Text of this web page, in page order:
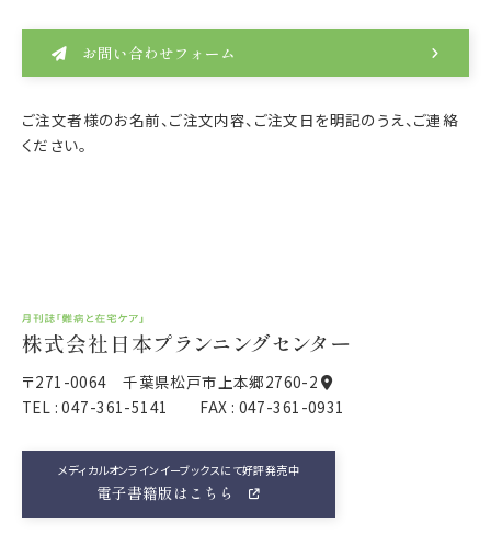
お問い合わせフォーム
ご注文者様のお名前、ご注文内容、ご注文日を明記のうえ、ご連絡
ください。
〒271-0064 千葉県松戸市上本郷2760-2
TEL :047-361-5141 FAX : 047-361-0931
メディカルオンラインイーブックスにて好評発売中
電子書籍版はこちら